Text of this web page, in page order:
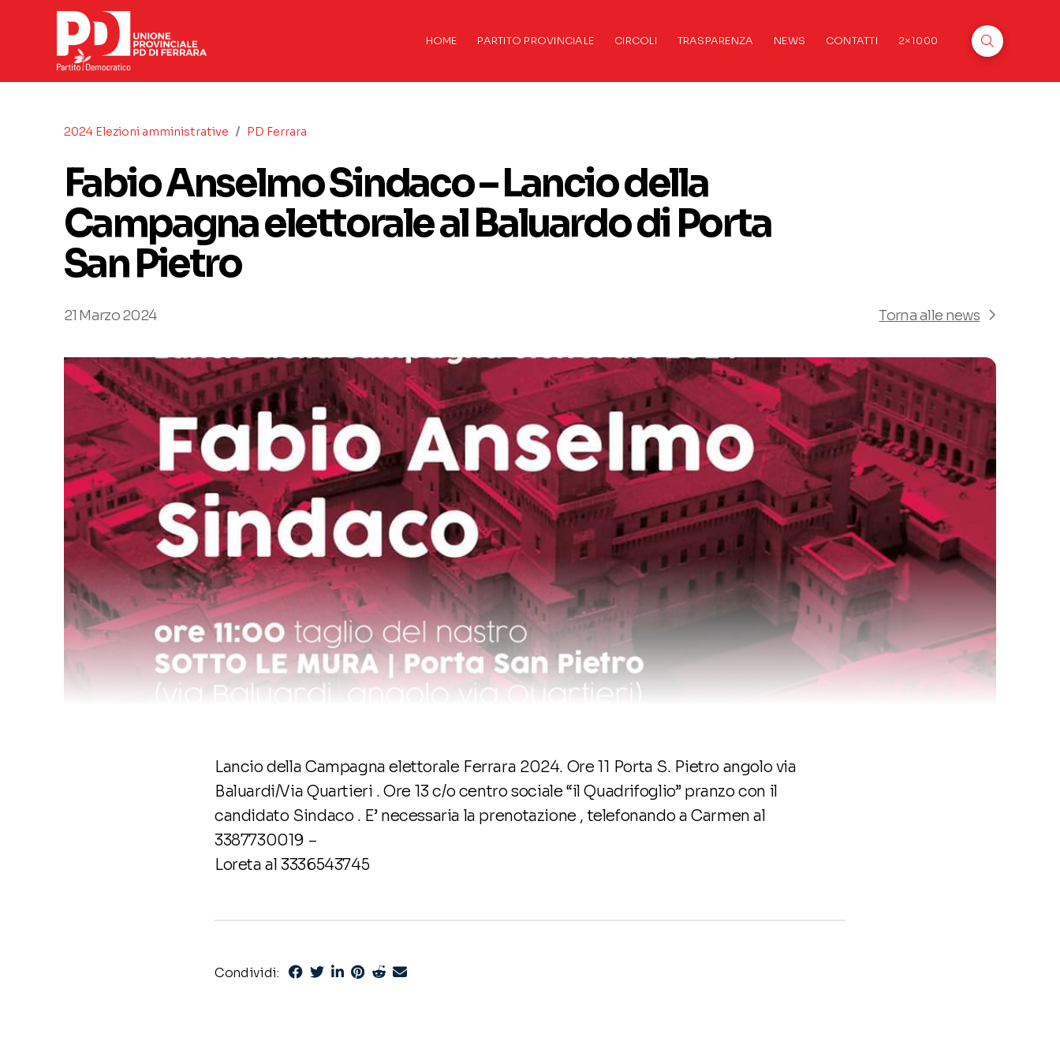
HOME PARTITO PROVINCIALE CIRCOLI TRASPARENZA NEWS CONTATTI 2×1000
2024 Elezioni amministrative / PD Ferrara
Fabio Anselmo Sindaco – Lancio della
Campagna elettorale al Baluardo di Porta
San Pietro
21 Marzo 2024 Torna alle news
Lancio della Campagna elettorale Ferrara 2024. Ore 11 Porta S. Pietro angolo via
Baluardi/Via Quartieri . Ore 13 c/o centro sociale “il Quadrifoglio” pranzo con il
candidato Sindaco . E’ necessaria la prenotazione , telefonando a Carmen al
3387730019 –
Loreta al 3336543745
Condividi: